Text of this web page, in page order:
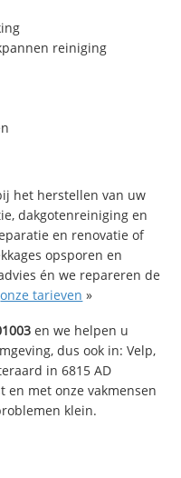
reiniging
het herstellen van uw
dakgotenreiniging en
en renovatie of
opsporen en
én we repareren de
onze tarieven »
en we helpen u
dus ook in: Velp,
in 6815 AD
en met onze vakmensen
klein.